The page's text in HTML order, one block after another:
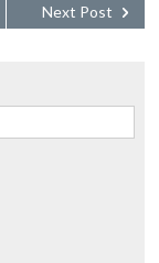
Next Post